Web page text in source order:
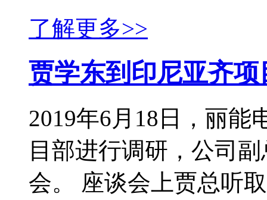
了解更多>>
贾学东到印尼亚齐项
2019年6月18日，丽能
目部进行调研，公司
会。 座谈会上贾总听